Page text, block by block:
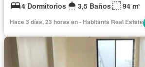
4 Dormitorios
3,5 Baños 94 m²
Hace 3 días, 23 horas en - Habitants Real Estate